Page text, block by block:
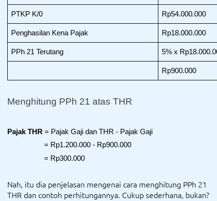
PTKP K/0 Rp54.000.000
Penghasilan Kena Pajak Rp18.000.000
PPh 21 Terutang 5% x
Rp900.000
Menghitung PPh 21 atas THR
Pajak THR = Pajak Gaji dan THR - Pajak Gaji
= Rp1.200.000 - Rp900.000
= Rp300.000
Nah, itu dia penjelasan mengenai cara menghitung PPh 21
THR dan contoh perhitungannya. Cukup sederhana, bukan?